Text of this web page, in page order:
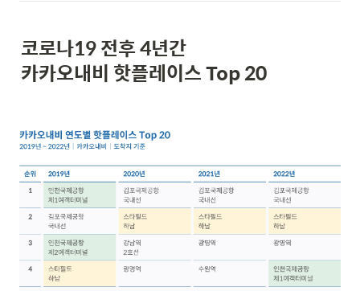
코로나19 전후 4년간
카카오내비 핫플레이스 Top 20